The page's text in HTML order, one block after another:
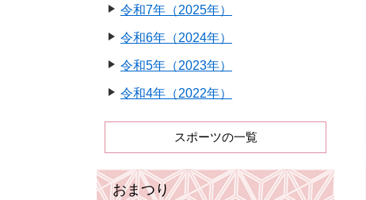
令和7年（2025年）
令和6年（2024年）
令和5年（2023年）
令和4年（2022年）
スポーツの一覧
おまつり